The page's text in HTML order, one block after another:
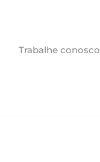
Trabalhe conosco